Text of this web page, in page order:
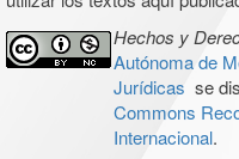
Hechos y
Autónoma de
Jurídicas se
Commons
Internacional.